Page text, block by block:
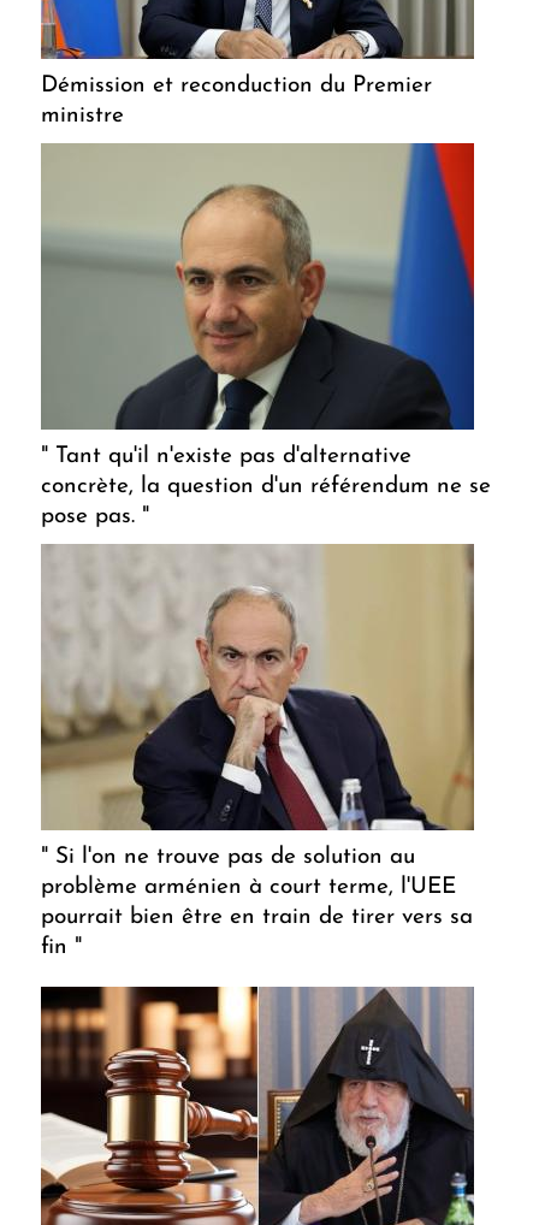
Démission et reconduction du Premier
ministre
" Tant qu'il n'existe pas d'alternative
concrète, la question d'un référendum ne se
pose pas. "
" Si l'on ne trouve pas de solution au
problème arménien à court terme, l'UEE
pourrait bien être en train de tirer vers sa
fin "